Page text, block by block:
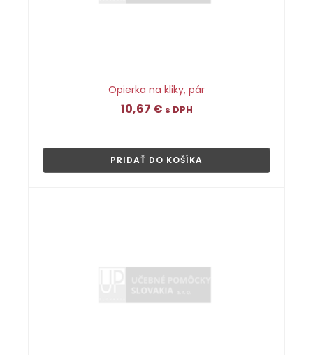
Opierka na kliky, pár
10,67 € s DPH
PRIDAŤ DO KOŠÍKA